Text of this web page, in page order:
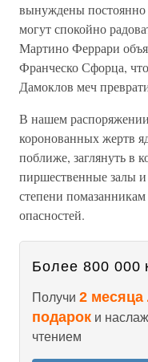
вынуждены постоянно
могут спокойно
Мартино Феррари
Франческо Сфорца,
Дамоклов меч
В нашем
коронованных жертв
поближе, заглянуть в
пиршественные залы и
степени
опасностей.
Более 800 000
Получи 2 месяца
подарок и
чтением